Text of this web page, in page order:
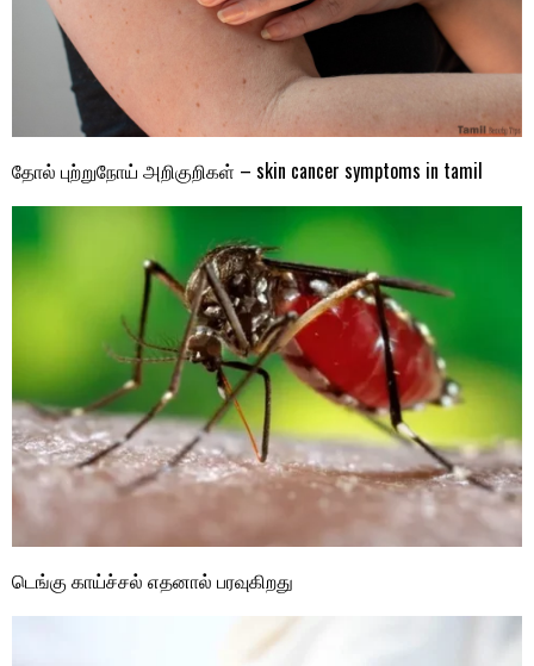
தோல் புற்றுநோய் அறிகுறிகள் – skin cancer symptoms in tamil
டெங்கு காய்ச்சல் எதனால் பரவுகிறது